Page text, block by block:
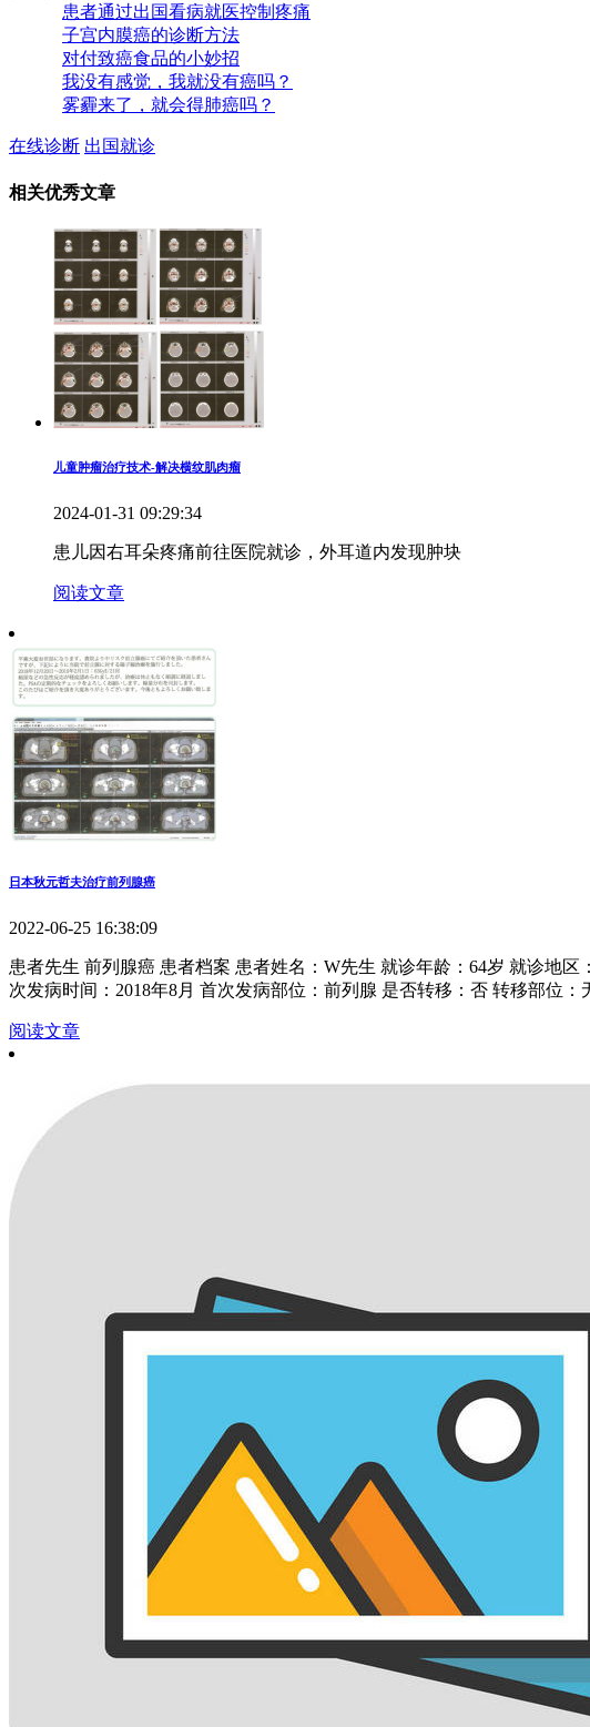
患者通过出国看病就医控制疼痛
子宫内膜癌的诊断方法
对付致癌食品的小妙招
我没有感觉，我就没有癌吗？
雾霾来了，就会得肺癌吗？
在线诊断 出国就诊
相关优秀文章
儿童肿瘤治疗技术-解决横纹肌肉瘤
2024-01-31 09:29:34
患儿因右耳朵疼痛前往医院就诊，外耳道内发现肿块
阅读文章
日本秋元哲夫治疗前列腺癌
2022-06-25 16:38:09
患者先生 前列腺癌 患者档案 患者姓名：W先生 就诊年龄：64岁 就诊地
次发病时间：2018年8月 首次发病部位：前列腺 是否转移：否 转移部位：
阅读文章